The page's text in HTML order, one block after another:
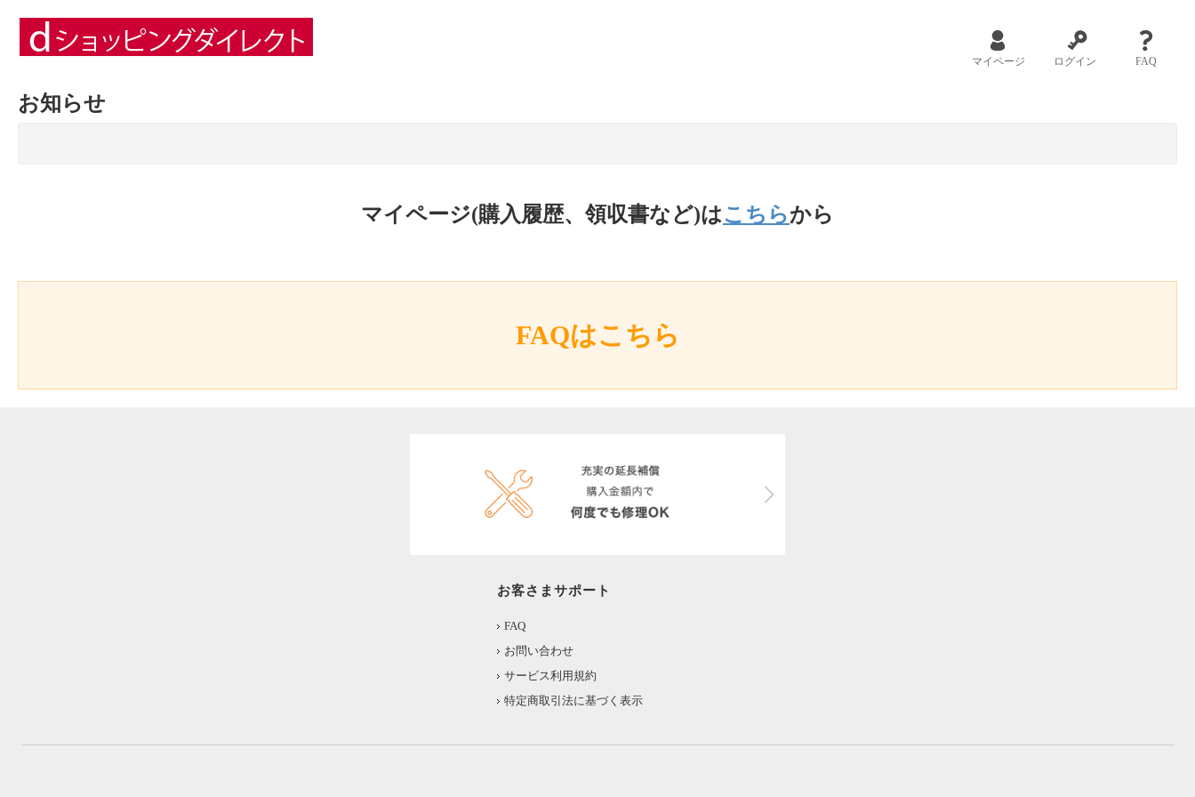
マイページ ログイン FAQ
お知らせ
マイページ(購入履歴、領収書など)はこちらから
FAQはこちら
お客さまサポート
FAQ
お問い合わせ
サービス利用規約
特定商取引法に基づく表示